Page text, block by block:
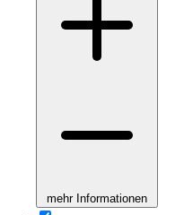
mehr Informationen